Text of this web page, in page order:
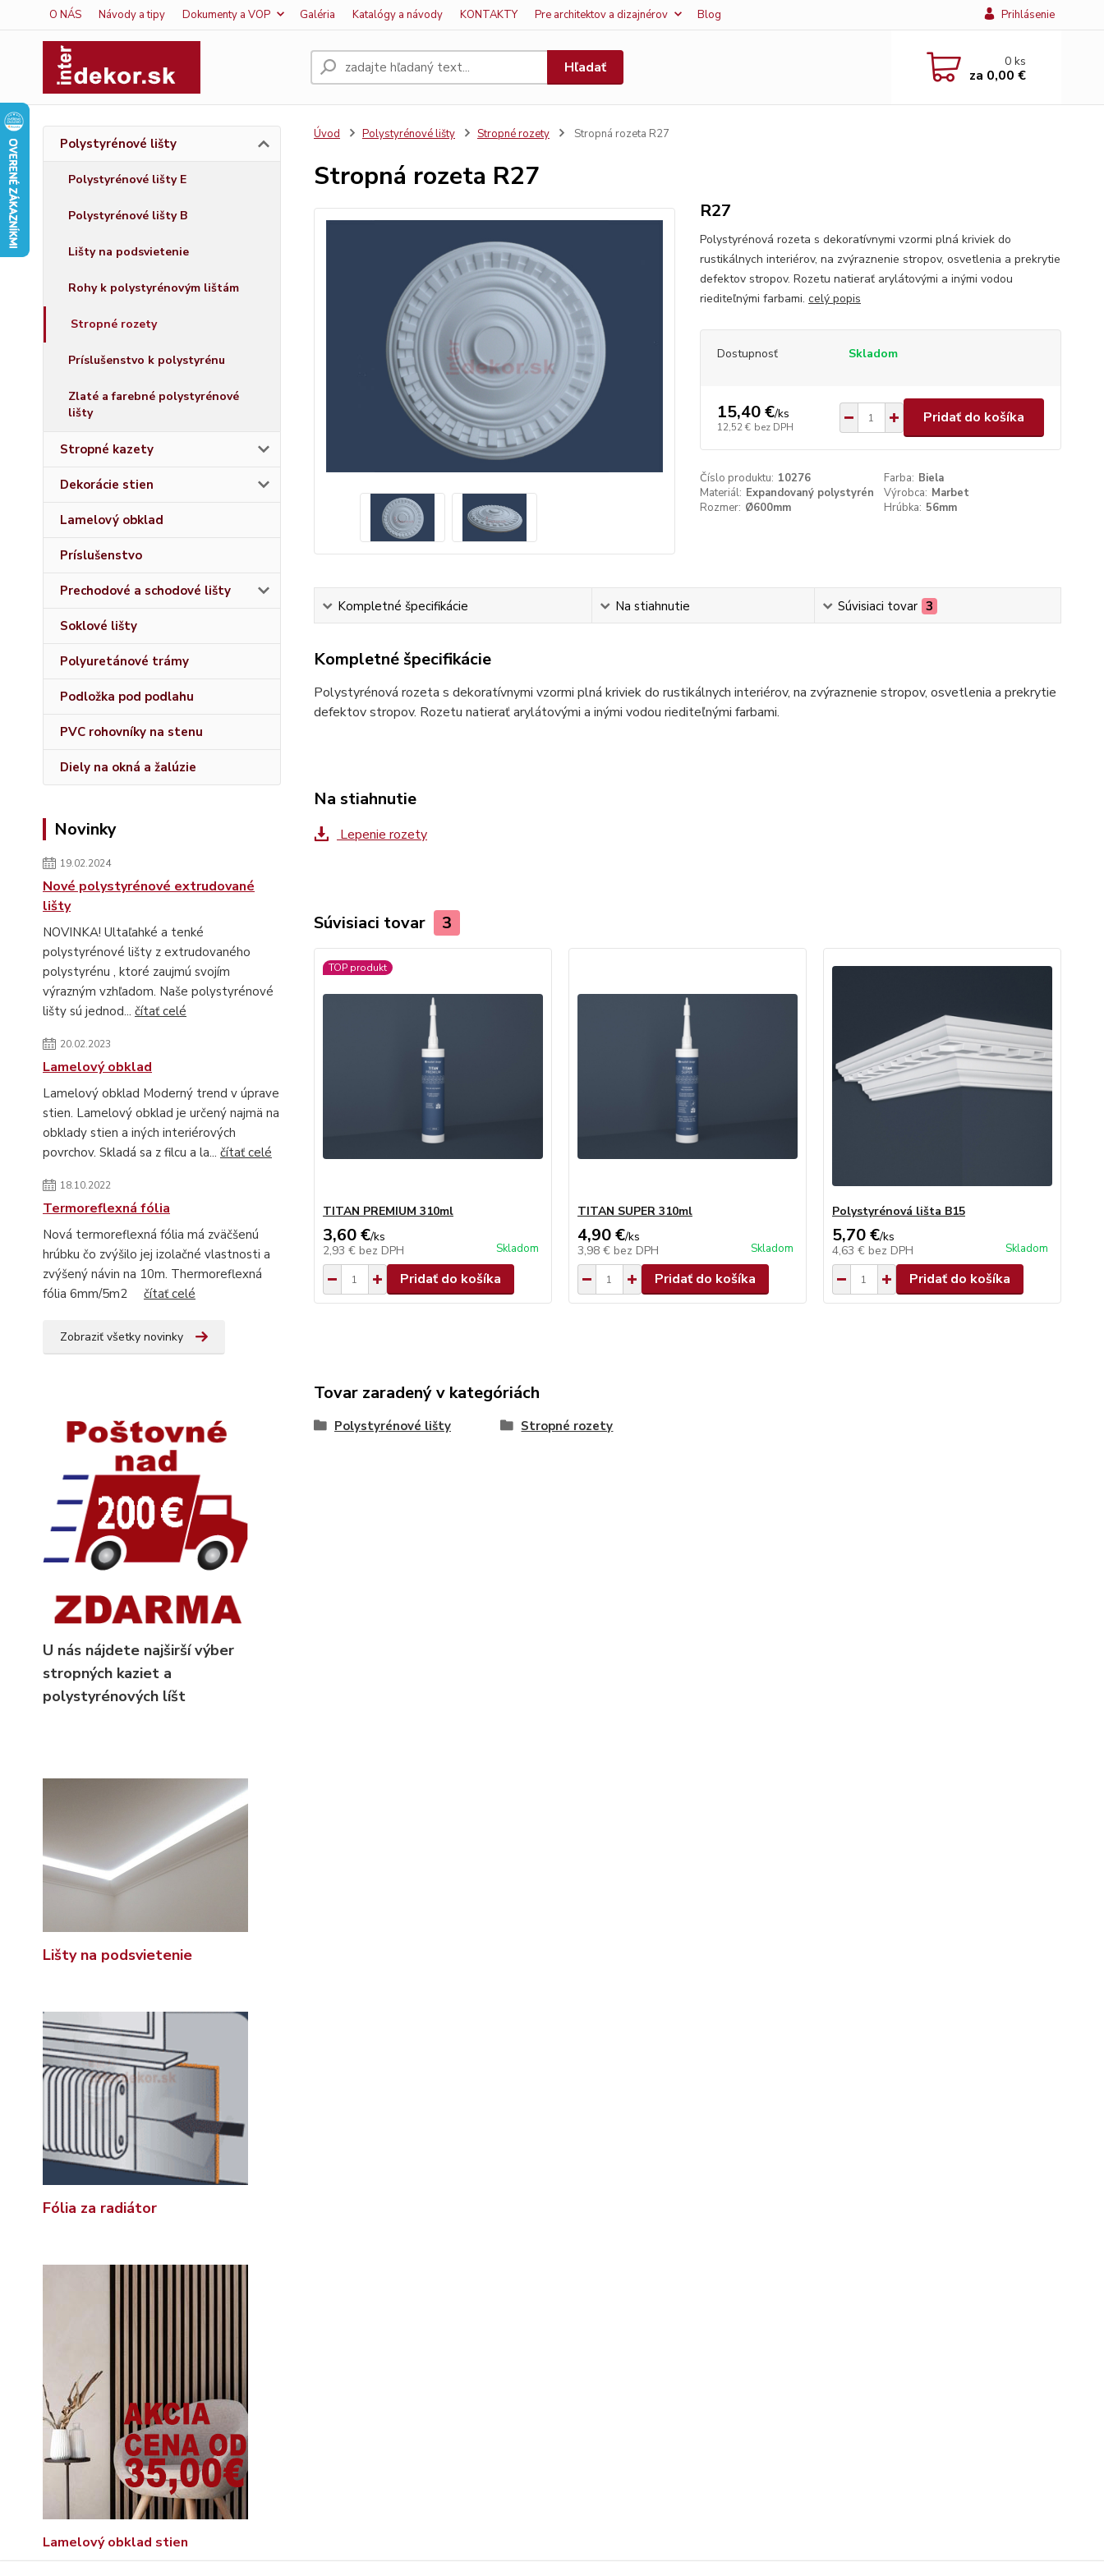
O NÁS Návody a tipy Dokumenty a VOP Galéria Katalógy a návody KONTAKTY Pre architektov a dizajnérov Blog Prihlásenie
Hľadať 0ks
za 0,00 €
Polystyrénové lišty
Polystyrénové lišty E
Polystyrénové lišty B
Lišty na podsvietenie
Rohy k polystyrénovým lištám
Stropné rozety
Príslušenstvo k polystyrénu
Zlaté a farebné polystyrénové
lišty
Stropné kazety
Dekorácie stien
Lamelový obklad
Príslušenstvo
Prechodové a schodové lišty
Soklové lišty
Polyuretánové trámy
Podložka pod podlahu
PVC rohovníky na stenu
Diely na okná a žalúzie
Novinky
19.02.2024
Nové polystyrénové extrudované
lišty
NOVINKA! Ultaľahké a tenké
polystyrénové lišty z extrudovaného
polystyrénu , ktoré zaujmú svojím
výrazným vzhľadom. Naše polystyrénové
lišty sú jednod... čítať celé
20.02.2023
Lamelový obklad
Lamelový obklad Moderný trend v úprave
stien. Lamelový obklad je určený najmä na
obklady stien a iných interiérových
povrchov. Skladá sa z filcu a la... čítať celé
18.10.2022
Termoreflexná fólia
Nová termoreflexná fólia má zväčšenú
hrúbku čo zvýšilo jej izolačné vlastnosti a
zvýšený návin na 10m. Thermoreflexná
fólia 6mm/5m2 čítať celé
Zobraziť všetky novinky
U nás nájdete najširší výber
stropných kaziet a
polystyrénových líšt
Lišty na podsvietenie
Fólia za radiátor
Lamelový obklad stien
Úvod Polystyrénové lišty Stropné rozety Stropná rozeta R27
Stropná rozeta R27
R27
Polystyrénová rozeta s dekoratívnymi vzormi plná kriviek do
rustikálnych interiérov, na zvýraznenie stropov, osvetlenia a prekrytie
defektov stropov. Rozetu natierať arylátovými a inými vodou
riediteľnými farbami. celý popis
Dostupnosť Skladom
15,40 €/ks
12,52 € bez DPH
Pridať do košíka
Číslo produktu: 10276 Farba: Biela
Materiál: Expandovaný polystyrén Výrobca: Marbet
Rozmer: Ø600mm Hrúbka: 56mm
Kompletné špecifikácie Na stiahnutie Súvisiaci tovar 3
Kompletné špecifikácie
Polystyrénová rozeta s dekoratívnymi vzormi plná kriviek do rustikálnych interiérov, na zvýraznenie stropov, osvetlenia a prekrytie
defektov stropov. Rozetu natierať arylátovými a inými vodou riediteľnými farbami.
Na stiahnutie
Lepenie rozety
Súvisiaci tovar 3
TOP produkt
TITAN PREMIUM 310ml
3,60 €/ks
2,93 € bez DPH Skladom
Pridať do košíka
TITAN SUPER 310ml
4,90 €/ks
3,98 € bez DPH Skladom
Pridať do košíka
Polystyrénová lišta B15
5,70 €/ks
4,63 € bez DPH Skladom
Pridať do košíka
Tovar zaradený v kategóriách
Polystyrénové lišty Stropné rozety